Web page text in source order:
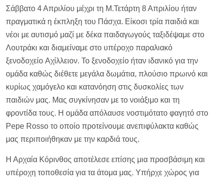
Σάββατο 4 Απριλίου μέχρι τη Μ.Τετάρτη 8 Απριλίου ήταν
πραγματικά η έκπληξη του Πάσχα. Είκοσι τρία παιδιά και
νέοι με αυτισμό μαζί με δέκα παιδαγωγούς ταξιδέψαμε στο
Λουτράκι και διαμείναμε στο υπέροχο παραλιακό
ξενοδοχείο Αχίλλειον. Το ξενοδοχείο ήταν ιδανικό για την
ομάδα καθώς διέθετε μεγάλα δωμάτια, πλούσιο πρωινό και
κυρίως χαμόγελο και κατανόηση στις δυσκολίες των
παιδιών μας. Μας συγκίνησαν με το νοιάξιμο και τη
φροντίδα τους. Η ομάδα απόλαυσε νοστιμότατο φαγητό στο
Pepe Rosso το οποίο προτείνουμε ανεπιφύλακτα καθώς
μας περιποιήθηκαν με την καρδιά τους.
Η Αρχαία Κόρινθος αποτέλεσε επίσης μια προσβάσιμη και
υπέροχη τοποθεσία για τα άτομα μας. Υπήρχε χώρος για